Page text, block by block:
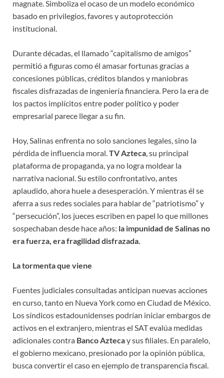
magnate. Simboliza el ocaso de un modelo económico
basado en privilegios, favores y autoprotección
institucional.
Durante décadas, el llamado “capitalismo de amigos”
permitió a figuras como él amasar fortunas gracias a
concesiones públicas, créditos blandos y maniobras
fiscales disfrazadas de ingeniería financiera. Pero la era de
los pactos implícitos entre poder político y poder
empresarial parece llegar a su fin.
Hoy, Salinas enfrenta no solo sanciones legales, sino la
pérdida de influencia moral.TV Azteca, su principal
plataforma de propaganda, ya no logra moldear la
narrativa nacional. Su estilo confrontativo, antes
aplaudido, ahora huele a desesperación. Y mientras él se
aferra a sus redes sociales para hablar de “patriotismo” y
“persecución”, los jueces escriben en papel lo que millones
sospechaban desde hace años: la impunidad de Salinas no
era fuerza, era fragilidad disfrazada.
La tormenta que viene
Fuentes judiciales consultadas anticipan nuevas acciones
en curso, tanto en Nueva York como en Ciudad de México.
Los síndicos estadounidenses podrían iniciar embargos de
activos en el extranjero, mientras el SAT evalúa medidas
adicionales contra Banco Aztecay sus filiales. En paralelo,
el gobierno mexicano, presionado por la opinión pública,
busca convertir el caso en ejemplo de transparencia fiscal.